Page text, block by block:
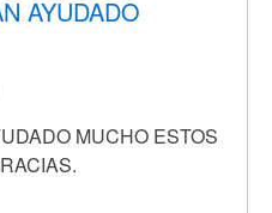
AYUDADO
MUCHO ESTOS